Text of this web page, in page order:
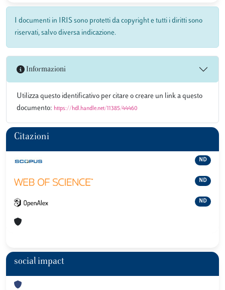
I documenti in IRIS sono protetti da copyright e tutti i diritti sono
riservati, salvo diversa indicazione.
Informazioni
Utilizza questo identificativo per citare o creare un link a questo
documento: https://hdl.handle.net/11385/44460
Citazioni
ND
ND
ND
social impact